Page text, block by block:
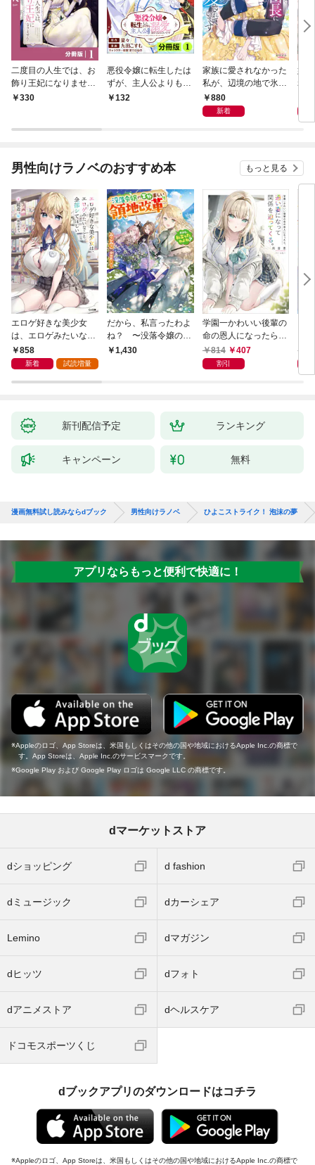
二度目の人生では、お
飾り王妃になりませ
ん！【分冊版】１
330
悪役令嬢に転生したは
ずが、主人公よりも溺
愛されてるみたいです
132
家族に愛されなかった
私が、辺境の地で氷の
軍神騎士団長に溺れる
ほど愛されています１
880
新着
妹
れ
伯
１
男性向けラノベのおすすめ本 もっと見る
エロゲ好きな美少女
は、エロゲみたいなこ
と全部シてほしい【電
子ＳＳ特典付き】
858
新着 試読増量
だから、私言ったわよ
ね？ 〜没落令嬢の案
外楽しい領地改革〜
1,430
学園一かわいい後輩の
命の恩人になったら、
通い妻になって関係を
迫ってくる。
814 407
割引
新刊配信予定 ランキング
キャンペーン 無料
漫画無料試し読みならdブック 男性向けラノベ ひよこストライク！ 泡沫の夢
アプリならもっと便利で快適に！
Appleのロゴ、App Storeは、米国もしくはその他の国や地域におけるApple Inc.の商標で
す。App Storeは、Apple Inc.のサービスマークです。
Google Play および Google Play ロゴは Google LLC の商標です。
dマーケットストア
dショッピング d fashion
dミュージック dカーシェア
Lemino dマガジン
dヒッツ dフォト
dアニメストア dヘルスケア
ドコモスポーツくじ
dブックアプリのダウンロードはコチラ
Appleのロゴ、App Storeは、米国もしくはその他の国や地域におけるApple Inc.の商標で